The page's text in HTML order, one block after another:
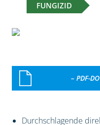
FUNGIZID
– PDF-
Durchschlagende